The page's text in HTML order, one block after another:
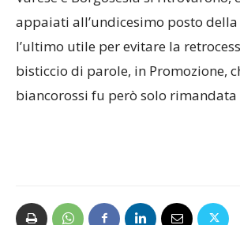
Varese e Borgosesia si ritrovarono,
appaiati all’undicesimo posto
l’ultimo utile per evitare la
bisticcio di parole, in Promozione,